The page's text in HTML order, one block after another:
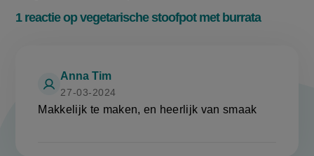
1 reactie op vegetarische stoofpot met burrata
Makkelijk te maken, en heerlijk van smaak
Anna Tim
27-03-2024